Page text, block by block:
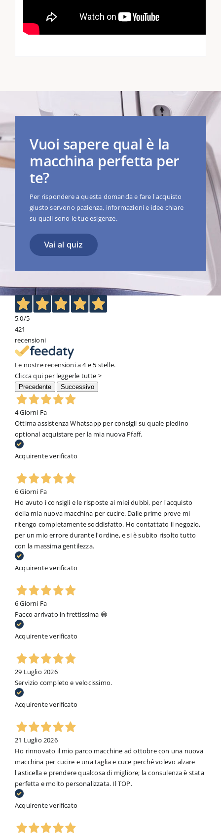
Vuoi sapere qual è la
macchina perfetta per
te?
Per rispondere a questa domanda e fare l acquisto
giusto servono pazienza, informazioni e idee chiare
su quali sono le tue esigenze.
Vai al quiz
5,0/5
421
recensioni
Le nostre recensioni a 4 e 5 stelle.
Clicca qui per leggerle tutte >
Precedente Successivo
4 Giorni Fa
Ottima assistenza Whatsapp per consigli su quale piedino
optional acquistare per la mia nuova Pfaff.
Acquirente verificato
6 Giorni Fa
Ho avuto i consigli e le risposte ai miei dubbi, per l'acquisto
della mia nuova macchina per cucire. Dalle prime prove mi
ritengo completamente soddisfatto. Ho contattato il negozio,
per un mio errore durante l'ordine, e si è subito risolto tutto
con la massima gentilezza.
Acquirente verificato
6 Giorni Fa
Pacco arrivato in frettissima 😁
Acquirente verificato
29 Luglio 2026
Servizio completo e velocissimo.
Acquirente verificato
21 Luglio 2026
Ho rinnovato il mio parco macchine ad ottobre con una nuova
macchina per cucire e una taglia e cuce perché volevo alzare
l'asticella e prendere qualcosa di migliore; la consulenza è stata
perfetta e molto personalizzata. Il TOP.
Acquirente verificato